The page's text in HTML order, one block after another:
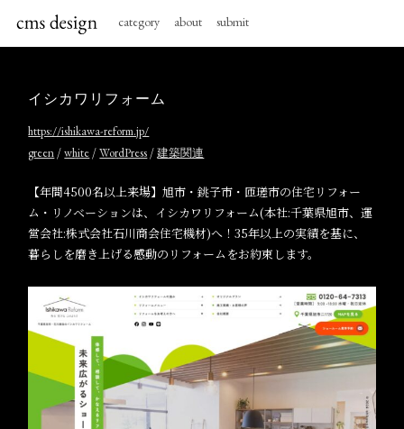
category about submit
イシカワリフォーム
https://ishikawa-reform.jp/
green /white /WordPress /建築関連
【年間4500名以上来場】旭市・銚子市・匝瑳市の住宅リフォー
ム・リノベーションは、イシカワリフォーム(本社:千葉県旭市、運
営会社:株式会社石川商会住宅機材)へ！35年以上の実績を基に、
暮らしを磨き上げる感動のリフォームをお約束します。